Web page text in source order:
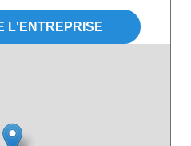
L'ENTREPRISE